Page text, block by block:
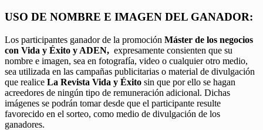
USO DE NOMBRE E IMAGEN DEL GANADOR:
Los participantes ganador de la promoción Máster de los negocios
con Vida y Éxito y ADEN, expresamente consienten que su
nombre e imagen, sea en fotografía, video o cualquier otro medio,
sea utilizada en las campañas publicitarias o material de divulgación
que realice La Revista Vida y Éxito sin que por ello se hagan
acreedores de ningún tipo de remuneración adicional. Dichas
imágenes se podrán tomar desde que el participante resulte
favorecido en el sorteo, como medio de divulgación de los
ganadores.